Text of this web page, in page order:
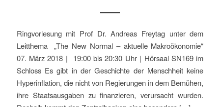
Ringvorlesung mit Prof Dr. Andreas Freytag unter dem
Leitthema „The New Normal – aktuelle Makroökonomie“
07. März 2018 | 19:00 bis 20:30 Uhr | Hörsaal SN169 im
Schloss Es gibt in der Geschichte der Menschheit keine
Hyperinflation, die nicht von Regierungen in dem Bemühen,
ihre Staatsausgaben zu finanzieren, verursacht wurden.